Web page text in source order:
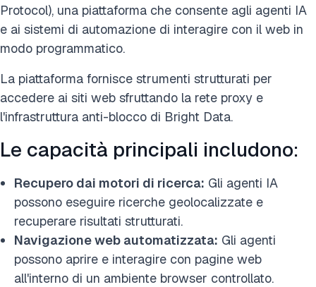
Protocol), una piattaforma che consente agli agenti IA
e ai sistemi di automazione di interagire con il web in
modo programmatico.
La piattaforma fornisce strumenti strutturati per
accedere ai siti web sfruttando la rete proxy e
l'infrastruttura anti-blocco di Bright Data.
Le capacità principali includono:
Recupero dai motori di ricerca: Gli agenti IA
possono eseguire ricerche geolocalizzate e
recuperare risultati strutturati.
Navigazione web automatizzata: Gli agenti
possono aprire e interagire con pagine web
all'interno di un ambiente browser controllato.